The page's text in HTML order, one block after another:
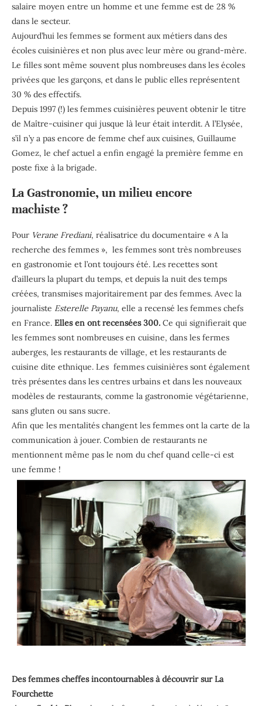
salaire moyen entre un homme et une femme est de 28 %
dans le secteur.
Aujourd’hui les femmes se forment aux métiers dans des
écoles cuisinières et non plus avec leur mère ou grand-mère.
Le filles sont même souvent plus nombreuses dans les écoles
privées que les garçons, et dans le public elles représentent
30 % des effectifs.
Depuis 1997 (!) les femmes cuisinières peuvent obtenir le titre
de Maître-cuisiner qui jusque là leur était interdit. A l’Elysée,
s’il n’y a pas encore de femme chef aux cuisines, Guillaume
Gomez, le chef actuel a enfin engagé la première femme en
poste fixe à la brigade.
La Gastronomie, un milieu encore
machiste ?
Pour Verane Frediani, réalisatrice du documentaire « A la
recherche des femmes », les femmes sont très nombreuses
en gastronomie et l’ont toujours été. Les recettes sont
d’ailleurs la plupart du temps, et depuis la nuit des temps
créées, transmises majoritairement par des femmes. Avec la
journaliste Esterelle Payanu, elle a recensé les femmes chefs
en France. Elles en ont recensées 300. Ce qui signifierait que
les femmes sont nombreuses en cuisine, dans les fermes
auberges, les restaurants de village, et les restaurants de
cuisine dite ethnique. Les femmes cuisinières sont également
très présentes dans les centres urbains et dans les nouveaux
modèles de restaurants, comme la gastronomie végétarienne,
sans gluten ou sans sucre.
Afin que les mentalités changent les femmes ont la carte de la
communication à jouer. Combien de restaurants ne
mentionnent même pas le nom du chef quand celle-ci est
une femme !
Des femmes cheffes incontournables à découvrir sur La
Fourchette